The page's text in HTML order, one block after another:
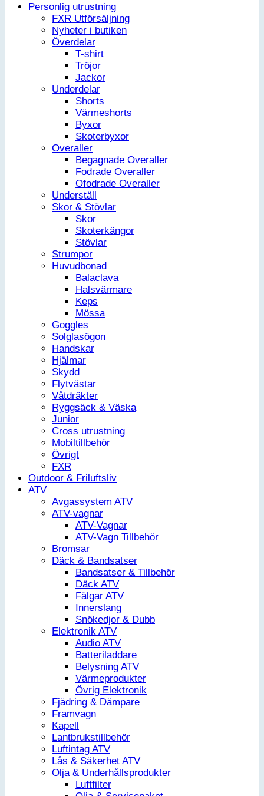
Personlig utrustning
FXR Utförsäljning
Nyheter i butiken
Överdelar
T-shirt
Tröjor
Jackor
Underdelar
Shorts
Värmeshorts
Byxor
Skoterbyxor
Overaller
Begagnade Overaller
Fodrade Overaller
Ofodrade Overaller
Underställ
Skor & Stövlar
Skor
Skoterkängor
Stövlar
Strumpor
Huvudbonad
Balaclava
Halsvärmare
Keps
Mössa
Goggles
Solglasögon
Handskar
Hjälmar
Skydd
Flytvästar
Våtdräkter
Ryggsäck & Väska
Junior
Cross utrustning
Mobiltillbehör
Övrigt
FXR
Outdoor & Friluftsliv
ATV
Avgassystem ATV
ATV-vagnar
ATV-Vagnar
ATV-Vagn Tillbehör
Bromsar
Däck & Bandsatser
Bandsatser & Tillbehör
Däck ATV
Fälgar ATV
Innerslang
Snökedjor & Dubb
Elektronik ATV
Audio ATV
Batteriladdare
Belysning ATV
Värmeprodukter
Övrig Elektronik
Fjädring & Dämpare
Framvagn
Kapell
Lantbrukstillbehör
Luftintag ATV
Lås & Säkerhet ATV
Olja & Underhållsprodukter
Luftfilter